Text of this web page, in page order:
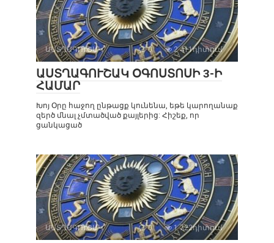
ԱՍՏՂԱԳՈՒՇԱԿ 0 2 411դիտում
ԱՍՏՂԱԳՈՒՇԱԿ ՕԳՈՍՏՈՍԻ 3-Ի
ՀԱՄԱՐ
Խոյ Օրը հաջող ընթացք կունենա, եթե կարողանաք
զերծ մնալ չմտածված քայլերից: Հիշեք, որ
ցանկացած
ԱՍՏՂԱԳՈՒՇԱԿ 0 1 722դիտում